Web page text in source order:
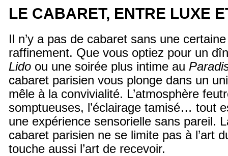
LE CABARET, ENTRE LUXE
Il n’y a pas de cabaret sans une
raffinement. Que vous optiez pour un
Lido ou une soirée plus intime au
cabaret parisien vous plonge dans un
mêle à la convivialité. L’atmosphère
somptueuses, l’éclairage tamisé… tout
une expérience sensorielle sans pareil.
cabaret parisien ne se limite pas à l’art
touche aussi l’art de recevoir.